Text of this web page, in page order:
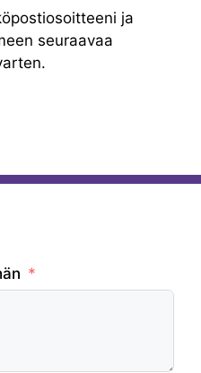
ja
seuraavaa